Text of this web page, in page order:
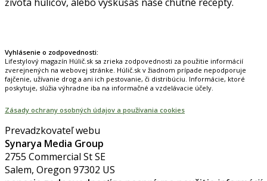
Vyhlásenie o zodpovednosti:
Lifestylový magazín Húlič.sk sa zrieka zodpovednosti za použitie informácií
zverejnených na webovej stránke. Húlič.sk v žiadnom prípade nepodporuje
fajčenie, užívanie drog a ani ich pestovanie, či distribúciu. Informácie, ktoré
poskytuje, slúžia výhradne iba na informačné a vzdelávacie účely.
Zásady ochrany osobných údajov a používania cookies
Prevadzkovateľ webu
Synarya Media Group
2755 Commercial St SE
Salem, Oregon 97302 US